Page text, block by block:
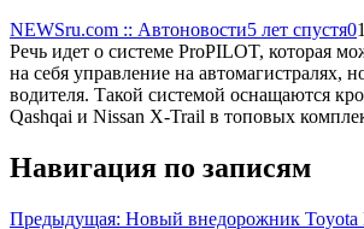
NEWSru.com :: Автоновости5 лет спустя0
Речь идет о системе ProPILOT, которая
на себя управление на автомагистралях,
водителя. Такой системой оснащаются
Qashqai и Nissan X-Trail в топовых
Навигация по записям
Предыдущая: Новый внедорожник Toyota